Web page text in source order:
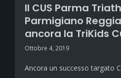
Il CUS Parma
Parmigiano
ancora la TriKids
Ottobre 4, 2019
Ancora un successo targato